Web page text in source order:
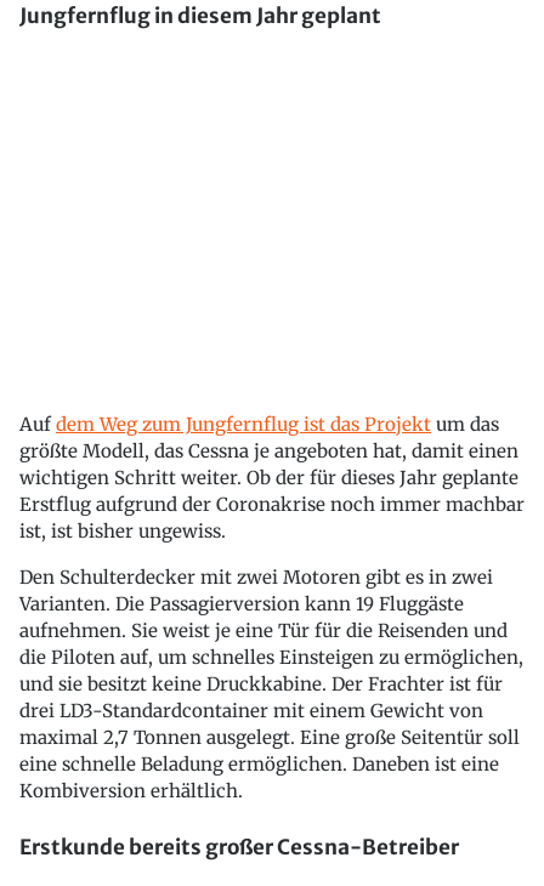
Jungfernflug in diesem Jahr geplant
Aufdem Weg zum Jungfernflug ist das Projekt um das
größte Modell, das Cessna je angeboten hat, damit einen
wichtigen Schritt weiter. Ob der für dieses Jahr geplante
Erstflug aufgrund der Coronakrise noch immer machbar
ist, ist bisher ungewiss.
Den Schulterdecker mit zwei Motoren gibt es in zwei
Varianten. Die Passagierversion kann 19 Fluggäste
aufnehmen. Sie weist je eine Tür für die Reisenden und
die Piloten auf, um schnelles Einsteigen zu ermöglichen,
und sie besitzt keine Druckkabine. Der Frachter ist für
drei LD3-Standardcontainer mit einem Gewicht von
maximal 2,7 Tonnen ausgelegt. Eine große Seitentür soll
eine schnelle Beladung ermöglichen. Daneben ist eine
Kombiversion erhältlich.
Erstkunde bereits großer Cessna-Betreiber